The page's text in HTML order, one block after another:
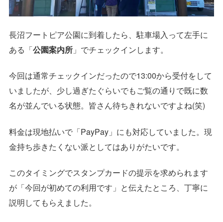
長沼フートピア公園に到着したら、駐車場入って左手に
ある「公園案内所」でチェックインします。
今回は通常チェックインだったので13:00から受付をして
いましたが、少し過ぎたぐらいでもご覧の通りで既に数
名が並んでいる状態。皆さん待ちきれないですよね(笑)
料金は現地払いで「PayPay」にも対応していました。現
金持ち歩きたくない派としてはありがたいです。
このタイミングでスタンプカードの提示を求められます
が「今回が初めての利用です」と伝えたところ、丁寧に
説明してもらえました。